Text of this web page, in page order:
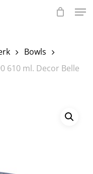
Bowls
610 ml. Decor Belle